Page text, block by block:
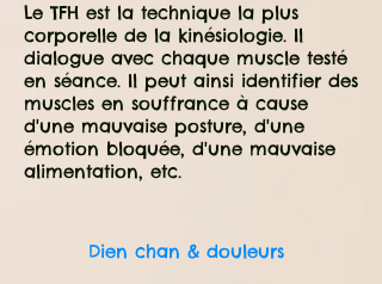
Le TFH est la technique la plus
corporelle de la kinésiologie. Il
dialogue avec chaque muscle testé
en séance. Il peut ainsi identifier des
muscles en souffrance à cause
d'une mauvaise posture, d'une
émotion bloquée, d'une mauvaise
alimentation, etc.
Dien chan & douleurs